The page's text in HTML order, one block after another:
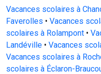
Vacances scolaires à
Faverolles • Vacances
scolaires à Rolampont •
Landéville • Vacances
Vacances scolaires à
scolaires à Éclaron-